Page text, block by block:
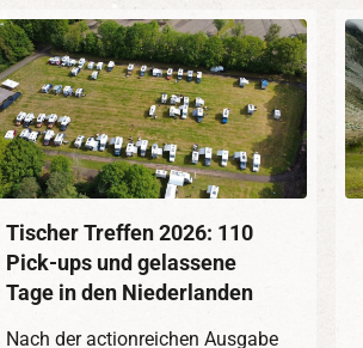
Tischer Treffen 2026: 110
Pick-ups und gelassene
Tage in den Niederlanden
Nach der actionreichen Ausgabe